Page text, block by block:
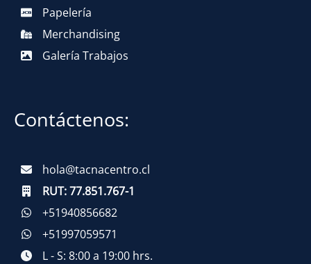
Papelería
Merchandising
Galería Trabajos
Contáctenos:
hola@tacnacentro.cl
RUT:77.851.767-1
+51940856682
+51997059571
L - S: 8:00 a 19:00 hrs.